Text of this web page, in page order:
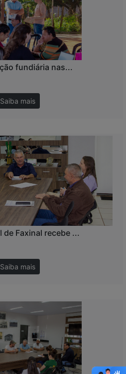
fundiária nas...
mais
Faxinal recebe ...
mais